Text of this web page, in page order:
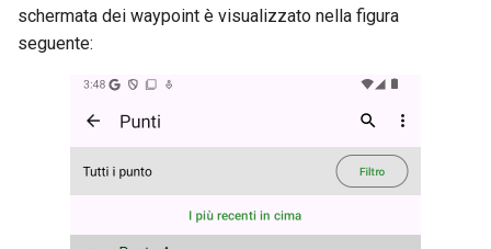
schermata dei waypoint è visualizzato nella figura
seguente: